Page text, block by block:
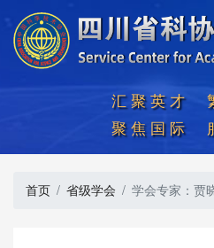
汇聚英才
聚焦国际
首页 省级学会 学会专家：贾